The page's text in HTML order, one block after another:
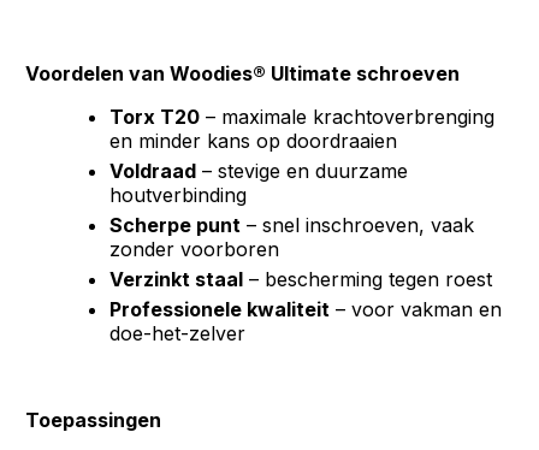
Voordelen van Woodies® Ultimate schroeven
Torx T20 – maximale krachtoverbrenging
en minder kans op doordraaien
Voldraad – stevige en duurzame
houtverbinding
Scherpe punt – snel inschroeven, vaak
zonder voorboren
Verzinkt staal – bescherming tegen roest
Professionele kwaliteit – voor vakman en
doe-het-zelver
Toepassingen